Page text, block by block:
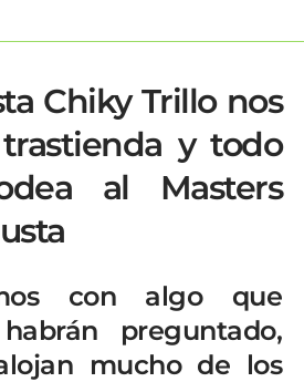
Chiky Trillo nos
y todo
al Masters
con algo que
preguntado,
mucho de los